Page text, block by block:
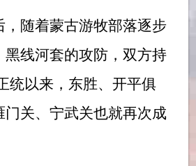
随着蒙古游牧部落逐步
线河套的攻防，双方持
统以来，东胜、开平俱
关、宁武关也就再次成